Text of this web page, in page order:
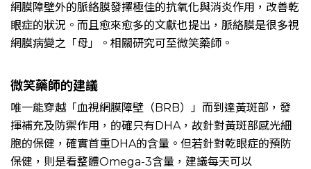
網膜障壁外的脈絡膜發擇極佳的抗氧化與消炎作用，改善乾
眼症的狀況。而且愈來愈多的文獻也提出，脈絡膜是很多視
網膜病變之「母」。相關研究可至微笑藥師。
微笑藥師的建議
唯一能穿越「血視網膜障壁（BRB）」而到達黃斑部，發
揮補充及防禦作用，的確只有DHA，故針對黃斑部感光細
胞的保健，確實首重DHA的含量。但若針對乾眼症的預防
保健，則是看整體Omega-3含量，建議每天可以